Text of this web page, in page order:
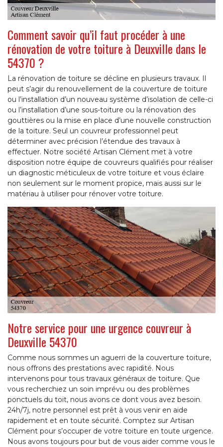
Comment savoir qu’il faut procéder à une
rénovation de votre toiture à Deuxville dans le
54370 ?
La rénovation de toiture se décline en plusieurs travaux. Il
peut s’agir du renouvellement de la couverture de toiture
ou l’installation d’un nouveau système d’isolation de celle-ci
ou l’installation d’une sous-toiture ou la rénovation des
gouttières ou la mise en place d’une nouvelle construction
de la toiture. Seul un couvreur professionnel peut
déterminer avec précision l’étendue des travaux à
effectuer. Notre société Artisan Clément met à votre
disposition notre équipe de couvreurs qualifiés pour réaliser
un diagnostic méticuleux de votre toiture et vous éclaire
non seulement sur le moment propice, mais aussi sur le
matériau à utiliser pour rénover votre toiture.
Notre service pour une urgence couvreur à
Deuxville 54370
Comme nous sommes un aguerri de la couverture toiture,
nous offrons des prestations avec rapidité. Nous
intervenons pour tous travaux généraux de toiture. Que
vous recherchiez un soin imprévu ou des problèmes
ponctuels du toit, nous avons ce dont vous avez besoin.
24h/7j, notre personnel est prêt à vous venir en aide
rapidement et en toute sécurité. Comptez sur Artisan
Clément pour s’occuper de votre toiture en toute urgence.
Nous avons toujours pour but de vous aider comme vous le